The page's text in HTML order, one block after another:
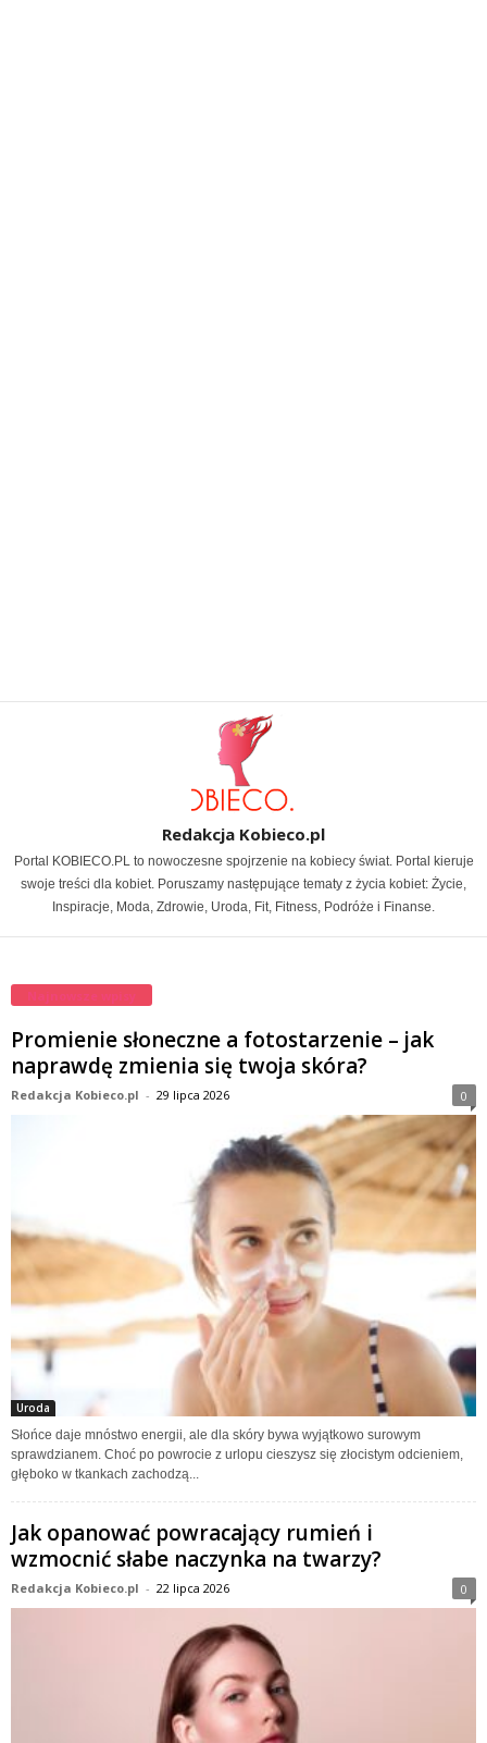
Redakcja Kobieco.pl
Portal KOBIECO.PL to nowoczesne spojrzenie na kobiecy świat. Portal kieruje
swoje treści dla kobiet. Poruszamy następujące tematy z życia kobiet: Życie,
Inspiracje, Moda, Zdrowie, Uroda, Fit, Fitness, Podróże i Finanse.
Najnowsze wpisy
Promienie słoneczne a fotostarzenie – jak
naprawdę zmienia się twoja skóra?
Redakcja Kobieco.pl - 29 lipca 2026 0
Uroda
Słońce daje mnóstwo energii, ale dla skóry bywa wyjątkowo surowym
sprawdzianem. Choć po powrocie z urlopu cieszysz się złocistym odcieniem,
głęboko w tkankach zachodzą...
Jak opanować powracający rumień i
wzmocnić słabe naczynka na twarzy?
Redakcja Kobieco.pl - 22 lipca 2026 0